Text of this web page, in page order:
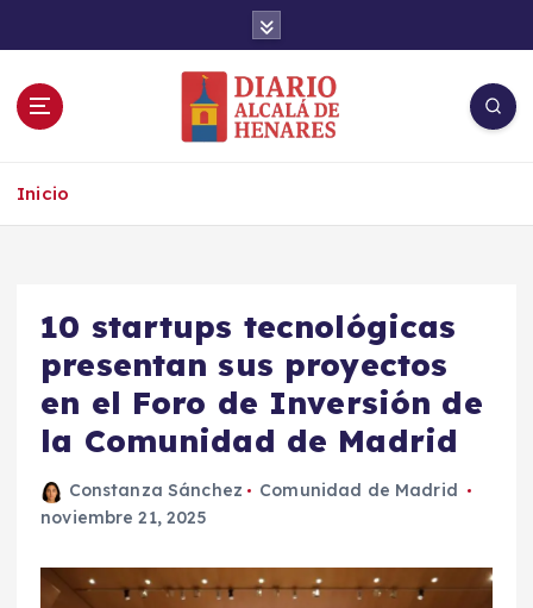
c
Inicio
10 startups tecnológicas
presentan sus proyectos
en el Foro de Inversión de
la Comunidad de Madrid
Constanza Sánchez
Comunidad de Madrid
noviembre 21, 2025